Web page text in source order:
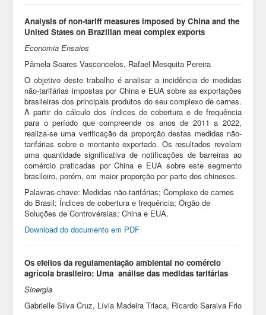
Analysis of non-tariff measures imposed by China and the
United States on Brazilian meat complex exports
Economia Ensaios
Pâmela Soares Vasconcelos, Rafael Mesquita Pereira
O objetivo deste trabalho é analisar a incidência de medidas
não-tarifárias impostas por China e EUA sobre as exportações
brasileiras dos principais produtos do seu complexo de carnes.
A partir do cálculo dos índices de cobertura e de frequência
para o período que compreende os anos de 2011 a 2022,
realiza-se uma verificação da proporção destas medidas não-
tarifárias sobre o montante exportado. Os resultados revelam
uma quantidade significativa de notificações de barreiras ao
comércio praticadas por China e EUA sobre este segmento
brasileiro, porém, em maior proporção por parte dos chineses.
Palavras-chave: Medidas não-tarifárias; Complexo de carnes
do Brasil; Índices de cobertura e frequência; Órgão de
Soluções de Controvérsias; China e EUA.
Download do documento em PDF
Os efeitos da regulamentação ambiental no comércio
agrícola brasileiro: Uma análise das medidas tarifárias
Sinergia
Gabrielle Silva Cruz, Lívia Madeira Triaca, Ricardo Saraiva Frio